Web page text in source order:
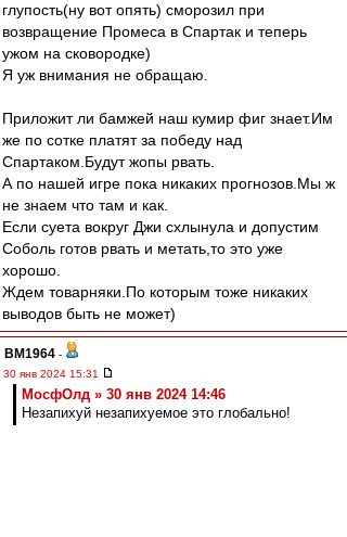
глупость(ну вот опять) сморозил при
возвращение Промеса в Спартак и теперь
ужом на сковородке)
Я уж внимания не обращаю.
Приложит ли бамжей наш кумир фиг знает.Им
же по сотке платят за победу над
Спартаком.Будут жопы рвать.
А по нашей игре пока никаких прогнозов.Мы ж
не знаем что там и как.
Если суета вокруг Джи схлынула и допустим
Соболь готов рвать и метать,то это уже
хорошо.
Ждем товарняки.По которым тоже никаких
выводов быть не может)
BM1964 -
30 янв 2024 15:31
МосфОлд » 30 янв 2024 14:46
Незапихуй незапихуемое это глобально!